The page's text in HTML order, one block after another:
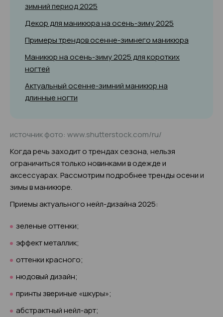
зимний период 2025
Декор для маникюра на осень-зиму 2025
Примеры трендов осенне-зимнего маникюра
Маникюр на осень-зиму 2025 для коротких
ногтей
Актуальный осенне-зимний маникюр на
длинные ногти
источник фото: www.shutterstock.com/ru/
Когда речь заходит о трендах сезона, нельзя
ограничиться только новинками в одежде и
аксессуарах. Рассмотрим подробнее тренды осени и
зимы в маникюре.
Приемы актуального нейл-дизайна 2025:
зеленые оттенки;
эффект металлик;
оттенки красного;
нюдовый дизайн;
принты звериные «шкуры»;
абстрактный нейл-арт;